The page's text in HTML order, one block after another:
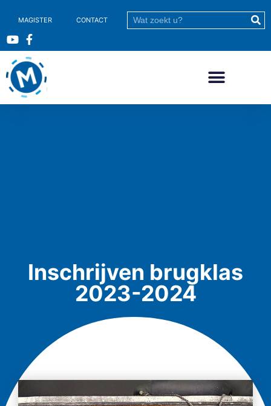
MAGISTER CONTACT
Inschrijven brugklas
2023-2024